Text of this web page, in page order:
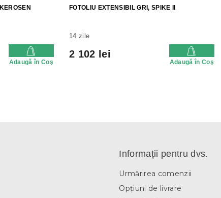
Adaugă în Coş
FOTOLIU EXTENSIBIL GRI, SPIKE II
14 zile
2 102 lei
Adaugă în Coş
Informații pentru dvs.
Urmărirea comenzii
Opțiuni de livrare